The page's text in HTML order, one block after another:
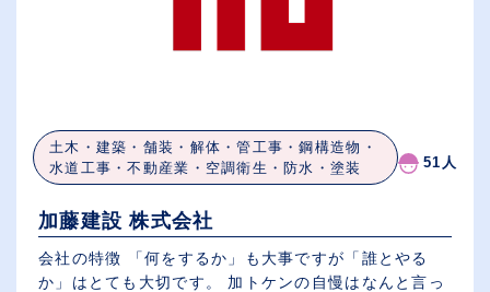
土木・建築・舗装・解体・管工事・鋼構造物・
水道工事・不動産業・空調衛生・防水・塗装
51人
加藤建設 株式会社
会社の特徴 「何をするか」も大事ですが「誰とやる
か」はとても大切です。 加トケンの自慢はなんと言っ